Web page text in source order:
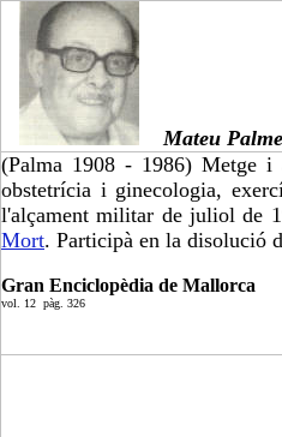
Mateu
(Palma 1908 - 1986) Metge i
obstetrícia i ginecologia,
l'alçament militar de juliol de
Mort. Participà en la disolució
Gran Enciclopèdia de Mallorca
vol. 12 pàg. 326